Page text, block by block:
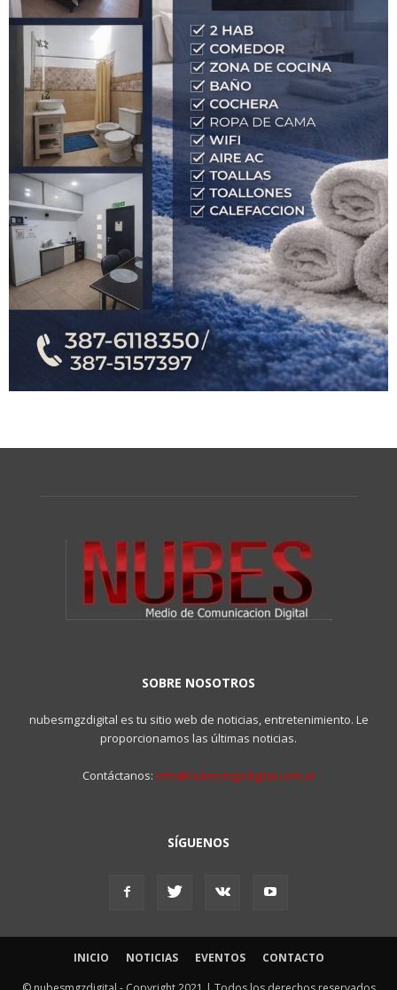
SOBRE NOSOTROS
nubesmgzdigital es tu sitio web de noticias, entretenimiento. Le
proporcionamos las últimas noticias.
Contáctanos: info@nubesmgzdigital.com.ar
SÍGUENOS
INICIO NOTICIAS EVENTOS
CONTACTO